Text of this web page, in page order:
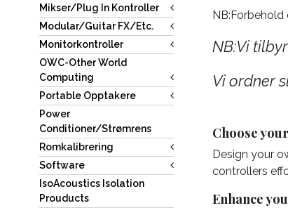
Mikser/Plug In Kontroller
Modular/Guitar FX/Etc.
Monitorkontroller
OWC-Other World
Computing
Portable Opptakere
Power
Conditioner/Strømrens
Romkalibrering
Software
IsoAcoustics Isolation
Prouducts
NB:Vi
Vi ordner
Choose
Design your
controllers
Enhance